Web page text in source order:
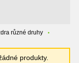
různé druhy
produkty.